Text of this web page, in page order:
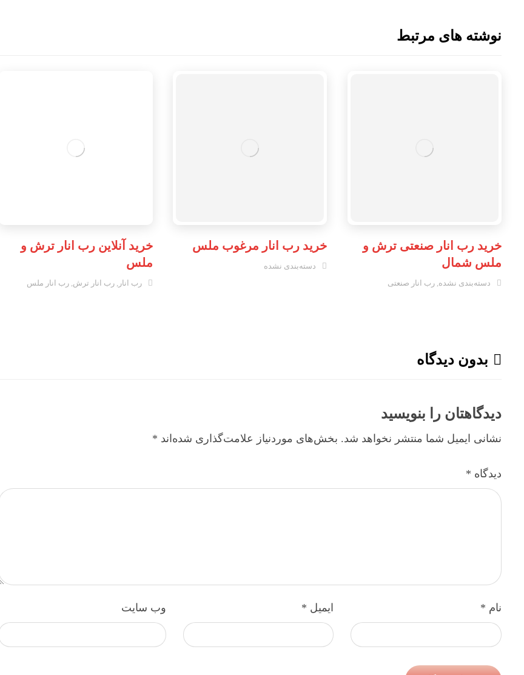
نوشته های مرتبط
خرید رب انار صنعتی ترش و
ملس شمال
دسته‌بندی نشده, رب انار صنعتی
خرید رب انار مرغوب ملس
دسته‌بندی نشده
خرید آنلاین رب انار ترش و
ملس
رب انار ,رب انار ترش,رب انار ملس
بدون دیدگاه
دیدگاهتان را بنویسید
نشانی ایمیل شما منتشر نخواهد شد. بخش‌های موردنیاز علامت‌گذاری شده‌اند *
دیدگاه *
نام * ایمیل * وب‌ سایت